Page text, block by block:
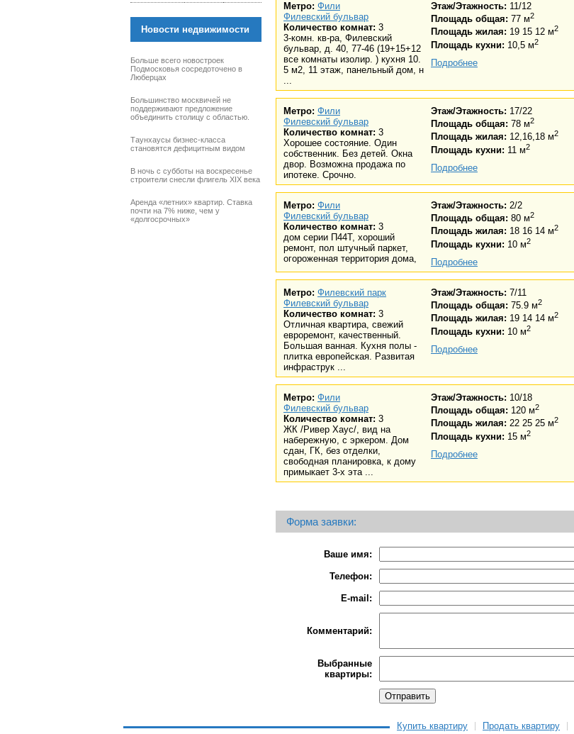
Новости недвижимости
Больше всего новостроек
Подмосковья сосредоточено в
Люберцах
Большинство москвичей не
поддерживают предложение
объединить столицу с областью.
Таунхаусы бизнес-класса
становятся дефицитным видом
В ночь с субботы на воскресенье
строители снесли флигель XIX века
Аренда «летних» квартир. Ставка
почти на 7% ниже, чем у
«долгосрочных»
Метро: Фили
Филевский бульвар
Количество комнат: 3
3-комн. кв-ра, Филевский
бульвар, д. 40, 77-46 (19+15+12
все комнаты изолир. ) кухня 10.
5 м2, 11 этаж, панельный дом, н
...
Этаж/Этажность: 11/12
Площадь общая: 77 м2
Площадь жилая: 19 15 12 м2
Площадь кухни: 10,5 м2
Подробнее
Метро: Фили
Филевский бульвар
Количество комнат: 3
Хорошее состояние. Один
собственник. Без детей. Окна
двор. Возможна продажа по
ипотеке. Срочно.
Этаж/Этажность: 17/22
Площадь общая: 78 м2
Площадь жилая: 12,16,18 м2
Площадь кухни: 11 м2
Подробнее
Метро: Фили
Филевский бульвар
Количество комнат: 3
дом серии П44Т, хороший
ремонт, пол штучный паркет,
огороженная территория дома,
Этаж/Этажность: 2/2
Площадь общая: 80 м2
Площадь жилая: 18 16 14 м2
Площадь кухни: 10 м2
Подробнее
Метро: Филевский парк
Филевский бульвар
Количество комнат: 3
Отличная квартира, свежий
евроремонт, качественный.
Большая ванная. Кухня полы -
плитка европейская. Развитая
инфраструк ...
Этаж/Этажность: 7/11
Площадь общая: 75.9 м2
Площадь жилая: 19 14 14 м2
Площадь кухни: 10 м2
Подробнее
Метро: Фили
Филевский бульвар
Количество комнат: 3
ЖК /Ривер Хаус/, вид на
набережную, с эркером. Дом
сдан, ГК, без отделки,
свободная планировка, к дому
примыкает 3-х эта ...
Этаж/Этажность: 10/18
Площадь общая: 120 м2
Площадь жилая: 22 25 25 м2
Площадь кухни: 15 м2
Подробнее
Форма заявки:
Ваше имя:
Телефон:
E-mail:
Комментарий:
Выбранные
квартиры:
Купить квартиру Продать квартиру